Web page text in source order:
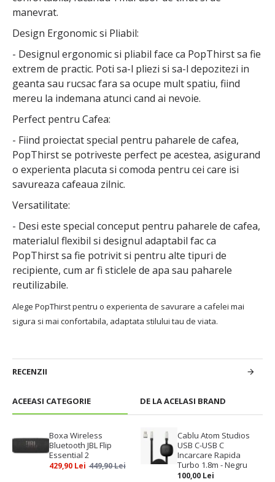
ACEEASI CATEGORIE DE LA ACELASI BRAND
Boxa Wireless
Bluetooth JBL Flip
Essential 2
429,90 Lei 449,90 Lei
Cablu Atom Studios
USB C-USB C
Incarcare Rapida
Turbo 1.8m - Negru
100,00 Lei
manevrat.
Design Ergonomic si Pliabil:
- Designul ergonomic si pliabil face ca PopThirst sa fie
extrem de practic. Poti sa-l pliezi si sa-l depozitezi in
geanta sau rucsac fara sa ocupe mult spatiu, fiind
mereu la indemana atunci cand ai nevoie.
Perfect pentru Cafea:
- Fiind proiectat special pentru paharele de cafea,
PopThirst se potriveste perfect pe acestea, asigurand
o experienta placuta si comoda pentru cei care isi
savureaza cafeaua zilnic.
Versatilitate:
- Desi este special conceput pentru paharele de cafea,
materialul flexibil si designul adaptabil fac ca
PopThirst sa fie potrivit si pentru alte tipuri de
recipiente, cum ar fi sticlele de apa sau paharele
reutilizabile.
Alege PopThirst pentru o experienta de savurare a cafelei mai
sigura si mai confortabila, adaptata stilului tau de viata.
RECENZII